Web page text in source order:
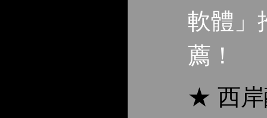
軟體」
薦！
★ 西岸